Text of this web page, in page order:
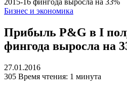
2015-16 фингода выросла на 33%
Бизнес и экономика
Прибыль P&G в I
фингода выросла на
27.01.2016
305 Время чтения: 1 минута